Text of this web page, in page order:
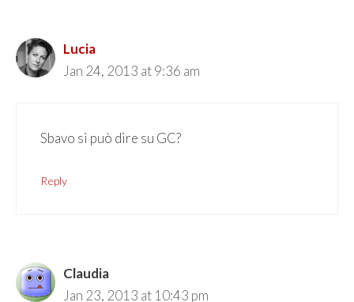
Lucia
Jan 24, 2013 at 9:36 am
Sbavo si può dire su GC?
Reply
Claudia
Jan 23, 2013 at 10:43 pm